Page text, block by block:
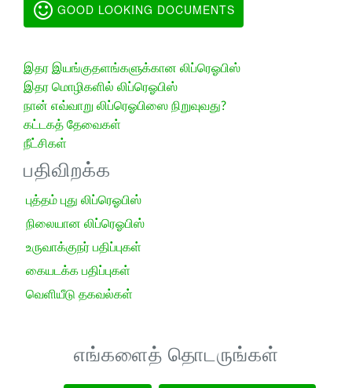
GOOD LOOKING DOCUMENTS
இதர இயங்குதளங்களுக்கான லிப்ரெஓபிஸ்
இதர மொழிகளில் லிப்ரெஓபிஸ்
நான் எவ்வாறு லிப்ரெஓபிஸை நிறுவுவது?
கட்டகத் தேவைகள்
நீட்சிகள்
பதிவிறக்க
புத்தம் புது லிப்ரெஓபிஸ்
நிலையான லிப்ரெஓபிஸ்
உருவாக்குநர் பதிப்புகள்
கையடக்க பதிப்புகள்
வெளியீடு தகவல்கள்
எங்களைத் தொடருங்கள்